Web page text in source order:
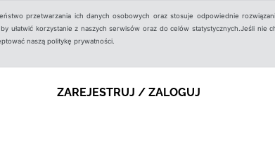
przetwarzania ich danych osobowych oraz stosuje odpowiednie
ułatwić korzystanie z naszych serwisów oraz do celów statystycznych.Jeśli nie
naszą politykę prywatności.
ZAREJESTRUJ / ZALOGUJ